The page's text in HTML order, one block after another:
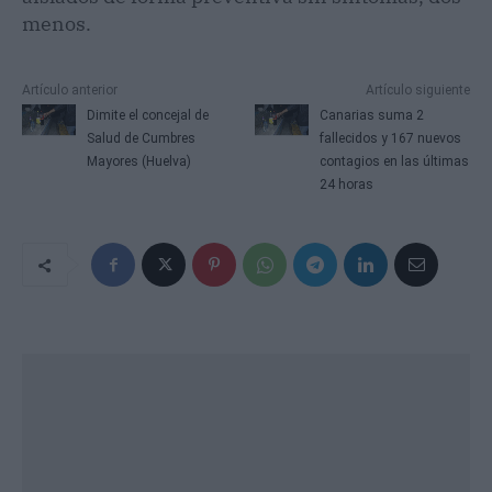
menos.
Artículo anterior
Dimite el concejal de
Salud de Cumbres
Mayores (Huelva)
Artículo siguiente
Canarias suma 2
fallecidos y 167 nuevos
contagios en las últimas
24 horas